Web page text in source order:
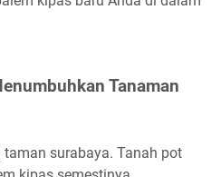
Tanaman
surabaya. Tanah pot